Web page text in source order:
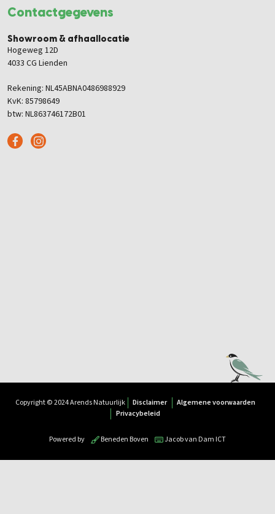
Contactgegevens
Showroom & afhaallocatie
Hogeweg 12D
4033 CG Lienden
Rekening: NL45ABNA0486988929
KvK: 85798649
btw: NL863746172B01
Copyright © 2024 Arends Natuurlijk Disclaimer
Algemene voorwaarden
Privacybeleid
Powered by Beneden Boven Jacob van Dam ICT